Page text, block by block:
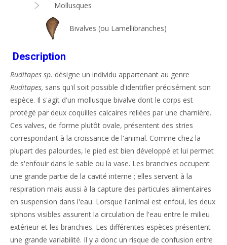
Mollusques
Bivalves (ou Lamellibranches)
Description
Ruditapes sp. désigne un individu appartenant au genre
Ruditapes, sans qu'il soit possible d'identifier précisément son
espèce. Il s'agit d'un mollusque bivalve dont le corps est
protégé par deux coquilles calcaires reliées par une charnière.
Ces valves, de forme plutôt ovale, présentent des stries
correspondant à la croissance de l'animal. Comme chez la
plupart des palourdes, le pied est bien développé et lui permet
de s'enfouir dans le sable ou la vase. Les branchies occupent
une grande partie de la cavité interne ; elles servent à la
respiration mais aussi à la capture des particules alimentaires
en suspension dans l'eau. Lorsque l'animal est enfoui, les deux
siphons visibles assurent la circulation de l'eau entre le milieu
extérieur et les branchies. Les différentes espèces présentent
une grande variabilité. Il y a donc un risque de confusion entre